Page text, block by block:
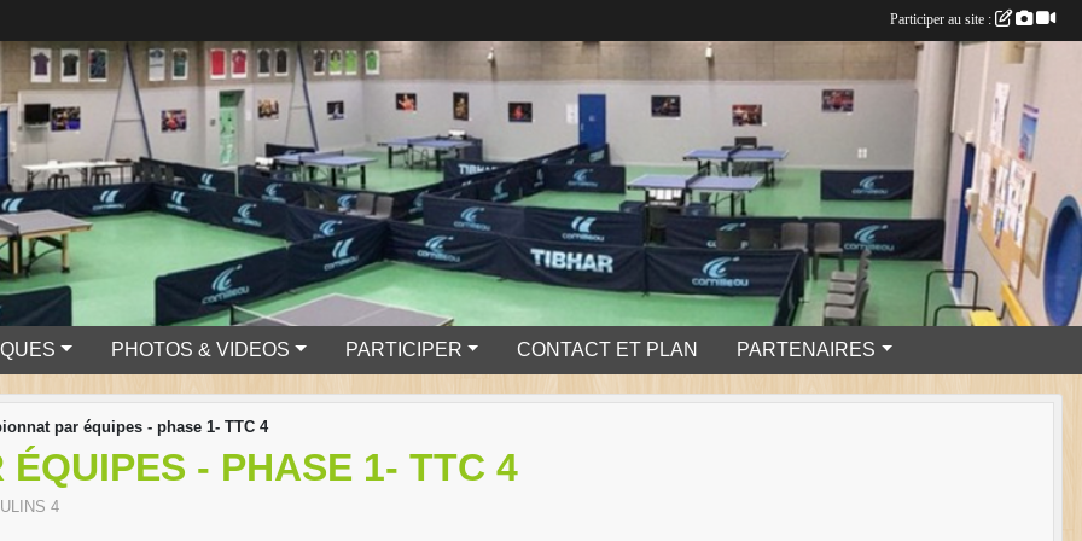
PHOTOS & VIDEOS PARTICIPER CONTACT ET PLAN PARTENAIRES
par équipes - phase 1- TTC 4
- PHASE 1- TTC 4
4
Participer au site :